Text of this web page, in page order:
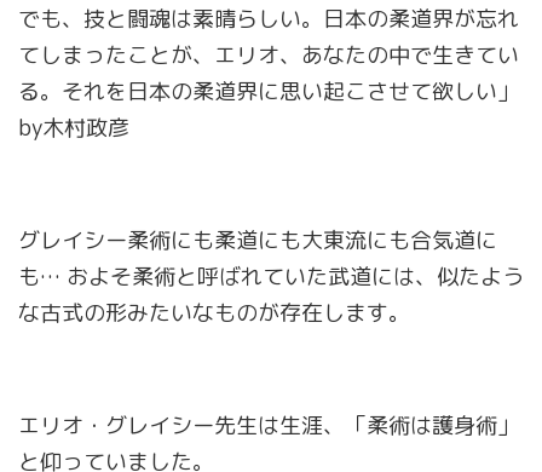
でも、技と闘魂は素晴らしい。日本の柔道界が忘れ
てしまったことが、エリオ、あなたの中で生きてい
る。それを日本の柔道界に思い起こさせて欲しい」
by木村政彦
グレイシー柔術にも柔道にも大東流にも合気道に
も… およそ柔術と呼ばれていた武道には、似たよう
な古式の形みたいなものが存在します。
エリオ・グレイシー先生は生涯、「柔術は護身術」
と仰っていました。